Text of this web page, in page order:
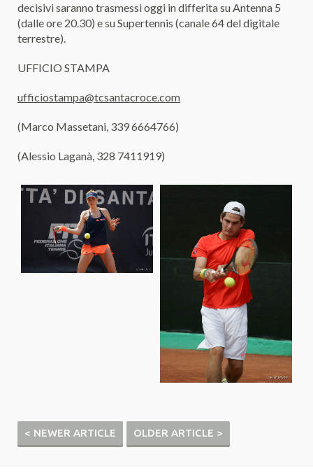
decisivi saranno trasmessi oggi in differita su Antenna 5
(dalle ore 20.30) e su Supertennis (canale 64 del digitale
terrestre).
UFFICIO STAMPA
ufficiostampa@tcsantacroce.com
(Marco Massetani, 339 6664766)
(Alessio Laganà, 328 7411919)
< NEWER ARTICLE OLDER ARTICLE >